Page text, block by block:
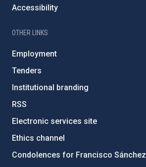
Accessibility
OTHER LINKS
Employment
Tenders
Institutional branding
RSS
Electronic services site
Ethics channel
Condolences for Francisco Sánchez